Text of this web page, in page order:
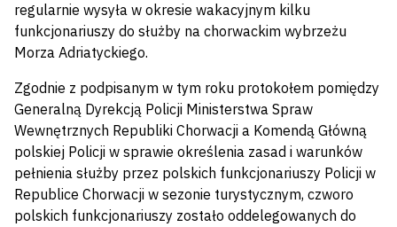
regularnie wysyła w okresie wakacyjnym kilku
funkcjonariuszy do służby na chorwackim wybrzeżu
Morza Adriatyckiego.
Zgodnie z podpisanym w tym roku protokołem pomiędzy
Generalną Dyrekcją Policji Ministerstwa Spraw
Wewnętrznych Republiki Chorwacji a Komendą Główną
polskiej Policji w sprawie określenia zasad i warunków
pełnienia służby przez polskich funkcjonariuszy Policji w
Republice Chorwacji w sezonie turystycznym, czworo
polskich funkcjonariuszy zostało oddelegowanych do